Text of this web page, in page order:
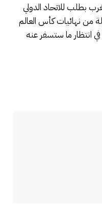
بطلب للاتحاد الدولي
من نهائيات كأس العالم
القدم داخل القاعة سنة 2028، في انتظار ما ستسفر عنه